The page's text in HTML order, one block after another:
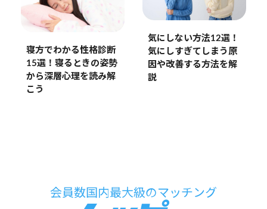
寝方でわかる性格診断
15選！寝るときの姿勢
から深層心理を読み解
こう
気にしない方法12選！
気にしすぎてしまう原
因や改善する方法を解
説